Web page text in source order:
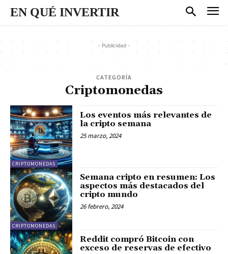
EN QUÉ INVERTIR
- Publicidad -
CATEGORÍA
Criptomonedas
CRIPTOMONEDAS
Los eventos más relevantes de
la cripto semana
25 marzo, 2024
CRIPTOMONEDAS
Semana cripto en resumen: Los
aspectos más destacados del
cripto mundo
26 febrero, 2024
Reddit compró Bitcoin con
exceso de reservas de efectivo